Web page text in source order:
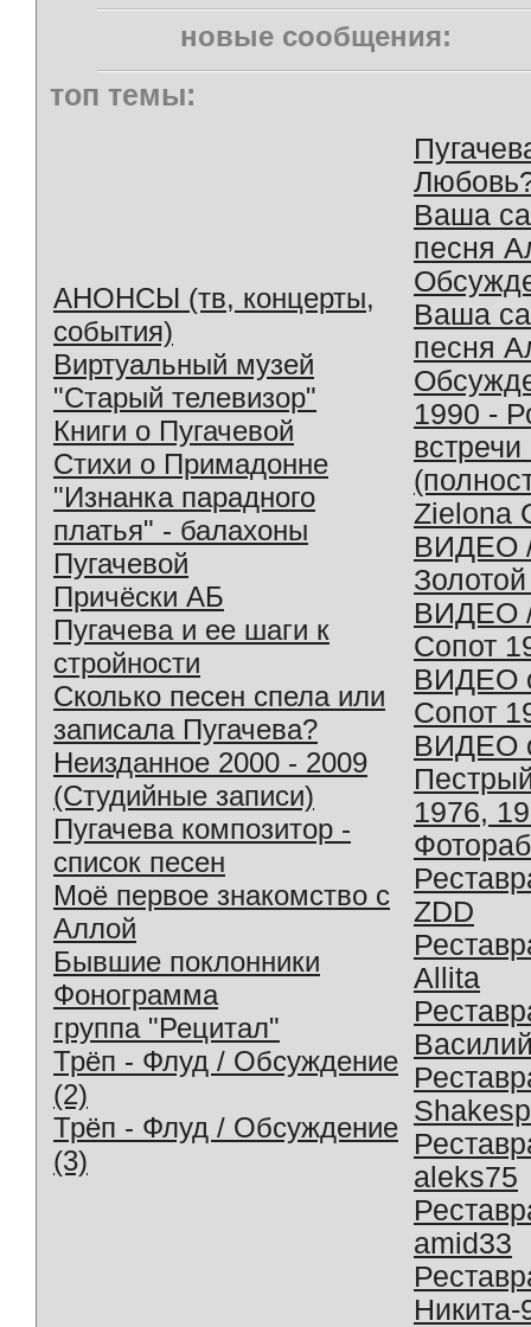
новые сообщения:
топ темы:
АНОНСЫ (тв, концерты,
события)
Виртуальный музей
"Старый телевизор"
Книги о Пугачевой
Стихи о Примадонне
"Изнанка парадного
платья" - балахоны
Пугачевой
Причёски АБ
Пугачева и ее шаги к
стройности
Сколько песен спела или
записала Пугачева?
Неизданное 2000 - 2009
(Студийные записи)
Пугачева композитор -
список песен
Моё первое знакомство с
Аллой
Бывшие поклонники
Фонограмма
группа "Рецитал"
Трёп - Флуд / Обсуждение
(2)
Трёп - Флуд / Обсуждение
(3)
Ваша
песня
Ваша
песня
1990 -
Zielona
ВИДЕО
ВИДЕО
Сопот
ВИДЕО
Сопот
ВИДЕО
1976,
ZDD
Allita
aleks75
amid33
Никита-